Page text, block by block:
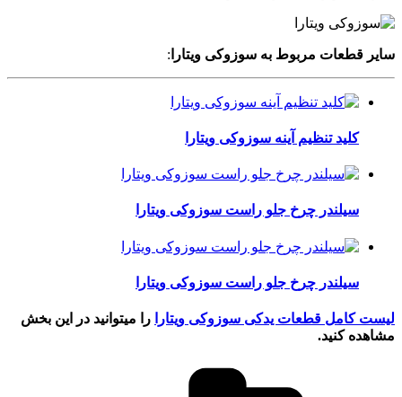
سایر قطعات مربوط به سوزوکی ویتارا :
کلید تنظیم آینه سوزوکی ویتارا
سیلندر چرخ جلو راست سوزوکی ویتارا
سیلندر چرخ جلو راست سوزوکی ویتارا
لیست کامل قطعات یدکی سوزوکی ویتارا
را میتوانید در این بخش
مشاهده کنید.